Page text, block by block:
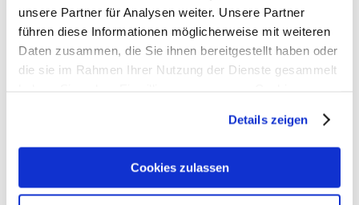
unsere Partner für Analysen weiter. Unsere Partner
führen diese Informationen möglicherweise mit weiteren
Daten zusammen, die Sie ihnen bereitgestellt haben oder
die sie im Rahmen Ihrer Nutzung der Dienste gesammelt
Erfahren Sie in unsererDatenschutzerklärungmehr
darüber, wer wir sind, wie Sie uns kontaktieren können
und wie wir personenbezogene Daten verarbeiten.
Details zeigen
Cookies zulassen
Presseinformation – Saarbrücken, 14.
Januar 2026 Das Apothekensterben in